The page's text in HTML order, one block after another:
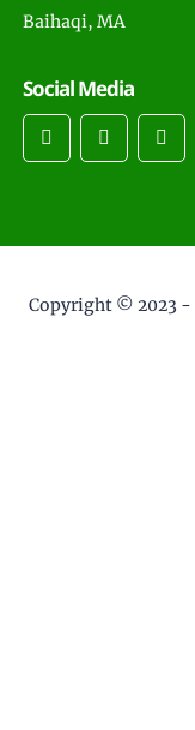
Baihaqi, MA
Social Media
Copyright © 2023 -